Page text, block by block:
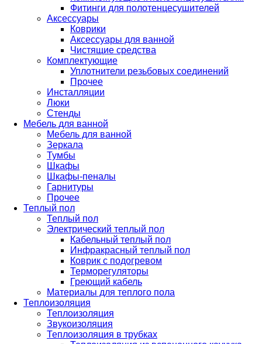
Фитинги для полотенцесушителей
Аксессуары
Коврики
Аксессуары для ванной
Чистящие средства
Комплектующие
Уплотнители резьбовых соединений
Прочее
Инсталляции
Люки
Стенды
Мебель для ванной
Мебель для ванной
Зеркала
Тумбы
Шкафы
Шкафы-пеналы
Гарнитуры
Прочее
Теплый пол
Теплый пол
Электрический теплый пол
Кабельный теплый пол
Инфракрасный теплый пол
Коврик с подогревом
Терморегуляторы
Греющий кабель
Материалы для теплого пола
Теплоизоляция
Теплоизоляция
Звукоизоляция
Теплоизоляция в трубках